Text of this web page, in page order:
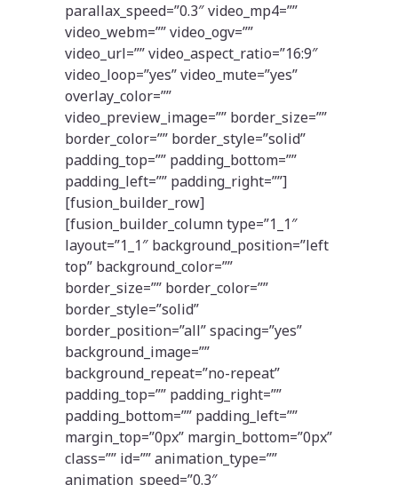
parallax_speed=”0.3″ video_mp4=””
video_webm=”” video_ogv=””
video_url=”” video_aspect_ratio=”16:9″
video_loop=”yes” video_mute=”yes”
overlay_color=””
video_preview_image=”” border_size=””
border_color=”” border_style=”solid”
padding_top=”” padding_bottom=””
padding_left=”” padding_right=””]
[fusion_builder_row]
[fusion_builder_column type=”1_1″
layout=”1_1″ background_position=”left
top” background_color=””
border_size=”” border_color=””
border_style=”solid”
border_position=”all” spacing=”yes”
background_image=””
background_repeat=”no-repeat”
padding_top=”” padding_right=””
padding_bottom=”” padding_left=””
margin_top=”0px” margin_bottom=”0px”
class=”” id=”” animation_type=””
animation_speed=”0.3″